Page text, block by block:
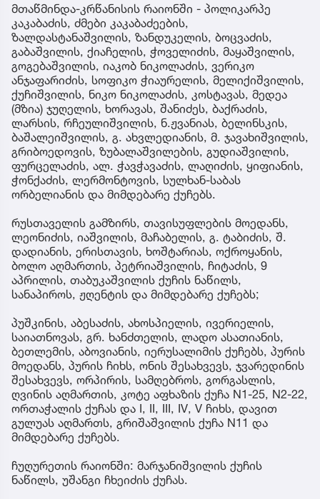
მთაწმინდა-კრწანისის რაიონში - პოლიკარპე
კაკაბაძის, ძმები კაკაბაძეების,
ზალდასტანაშვილის, ზანდუკელის, ბოცვაძის,
გაბაშვილის, ქიაჩელის, ჭოველიძის, მაყაშვილის,
გოგებაშვილის, იაკობ ნიკოლაძის, ვერიკო
ანჯაფარიძის, სოფიკო ჭიაურელის, მელიქიშვილის,
ქუჩიშვილის, ნიკო ნიკოლაძის, კოსტავას, მედეა
(მზია) ჯუღელის, ხორავას, შანიძეს, ბაქრაძის,
ლარსის, რჩეულიშვილის, ნ.ჟვანიას, ბელინსკის,
ბაშალეიშვილის, გ. ახვლედიანის, მ. ჯავახიშვილის,
გრიბოედოვის, ზუბალაშვილების, გუდიაშვილის,
ფურცელაძის, ალ. ჭავჭავაძის, ლაღიძის, ყიფიანის,
ჭონქაძის, ლერმონტოვის, სულხან-საბას
ორბელიანის და მიმდებარე ქუჩებს.
რუსთაველის გამზირს, თავისუფლების მოედანს,
ლეონიძის, იაშვილის, მაჩაბელის, გ. ტაბიძის, შ.
დადიანის, ერისთავის, ხოშტარიას, ოქროყანის,
ბოლო აღმართის, პეტრიაშვილის, ჩიტაძის, 9
აპრილის, თაბუკაშვილის ქუჩის ნაწილს,
სანაპიროს, ჟღენტის და მიმდებარე ქუჩებს;
პუშკინის, აბესაძის, ახოსპიელის, ივერიელის,
საიათნოვას, გრ. ხანძთელის, ლადო ასათიანის,
ბეთლემის, აბოვიანის, იერუსალიმის ქუჩებს, პურის
მოედანს, პურის ჩიხს, ონის შესახვევს, ჯვარედინის
შესახვევს, ორპირის, სამღებროს, გორგასლის,
ღვინის აღმართის, კოტე აფხაზის ქუჩა N1-25, N2-22,
ორთაჭალის ქუჩას და I, II, III, IV, V ჩიხს, დავით
გულუას აღმართს, გრიშაშვილის ქუჩა N11 და
მიმდებარე ქუჩებს.
ჩუღურეთის რაიონში: მარჯანიშვილის ქუჩის
ნაწილს, უშანგი ჩხეიძის ქუჩას.